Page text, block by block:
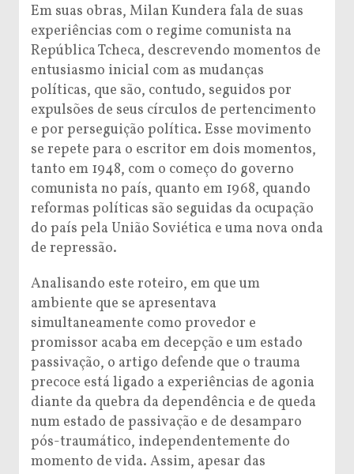
Em suas obras, Milan Kundera fala de suas
experiências com o regime comunista na
República Tcheca, descrevendo momentos de
entusiasmo inicial com as mudanças
políticas, que são, contudo, seguidos por
expulsões de seus círculos de pertencimento
e por perseguição política. Esse movimento
se repete para o escritor em dois momentos,
tanto em 1948, com o começo do governo
comunista no país, quanto em 1968, quando
reformas políticas são seguidas da ocupação
do país pela União Soviética e uma nova onda
de repressão.
Analisando este roteiro, em que um
ambiente que se apresentava
simultaneamente como provedor e
promissor acaba em decepção e um estado
passivação, o artigo defende que o trauma
precoce está ligado a experiências de agonia
diante da quebra da dependência e de queda
num estado de passivação e de desamparo
pós-traumático, independentemente do
momento de vida. Assim, apesar das